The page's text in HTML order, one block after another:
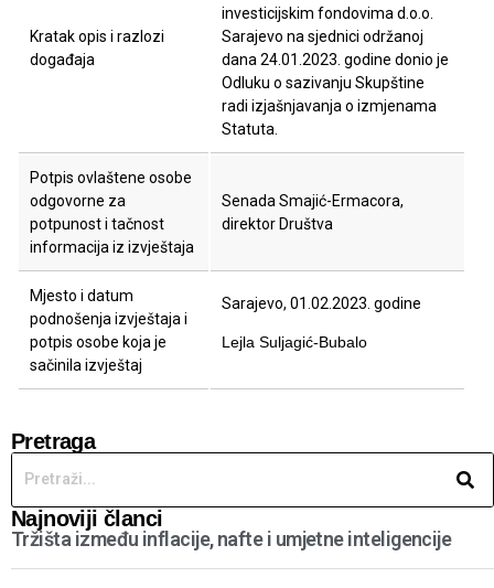
Kratak opis i razlozi
događaja
investicijskim fondovima d.o.o.
Sarajevo na sjednici održanoj
dana 24.01.2023. godine donio je
Odluku o sazivanju Skupštine
radi izjašnjavanja o izmjenama
Statuta.
Potpis ovlaštene osobe
odgovorne za
potpunost i tačnost
informacija iz izvještaja
Senada Smajić-Ermacora,
direktor Društva
Mjesto i datum
podnošenja izvještaja i
potpis osobe koja je
sačinila izvještaj
Sarajevo, 01.02.2023. godine
Lejla Suljagić-Bubalo
Pretraga
Najnoviji članci
Tržišta između inflacije, nafte i umjetne inteligencije